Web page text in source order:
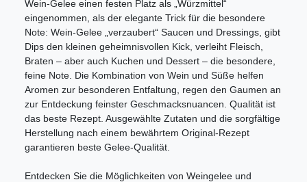
Wein-Gelee einen festen Platz als „Würzmittel“
eingenommen, als der elegante Trick für die besondere
Note: Wein-Gelee „verzaubert“ Saucen und Dressings, gibt
Dips den kleinen geheimnisvollen Kick, verleiht Fleisch,
Braten – aber auch Kuchen und Dessert – die besondere,
feine Note. Die Kombination von Wein und Süße helfen
Aromen zur besonderen Entfaltung, regen den Gaumen an
zur Entdeckung feinster Geschmacksnuancen. Qualität ist
das beste Rezept. Ausgewählte Zutaten und die sorgfältige
Herstellung nach einem bewährtem Original-Rezept
garantieren beste Gelee-Qualität.
Entdecken Sie die Möglichkeiten von Weingelee und